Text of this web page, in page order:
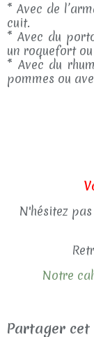
* Avec de
cuit.
* Avec du
un roquefort
* Avec du
pommes ou
N'hésitez
Notre
Partager